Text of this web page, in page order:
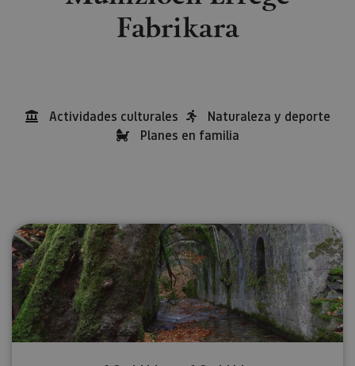
Fabrikara
Actividades culturales
Naturaleza y deporte
Planes en familia